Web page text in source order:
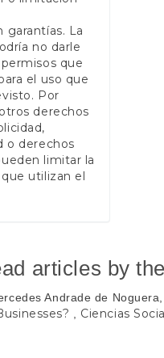
garantías. La
no darle
que
el uso que
Por
derechos
o derechos
limitar la
utilizan el
articles by
Andrade de Noguera,
, Ciencias